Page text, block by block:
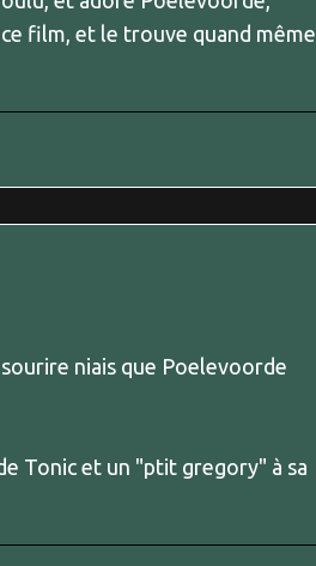
film, et le trouve quand même
niais que Poelevoorde
Tonic et un "ptit gregory" à sa